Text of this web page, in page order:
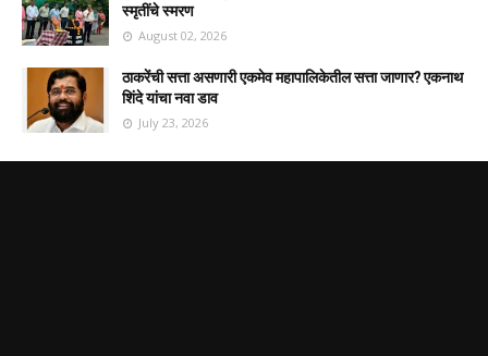
स्मृतींचे स्मरण
August 02, 2026
ठाकरेंची सत्ता असणारी एकमेव महापालिकेतील सत्ता जाणार? एकनाथ
शिंदे यांचा नवा डाव
July 23, 2026